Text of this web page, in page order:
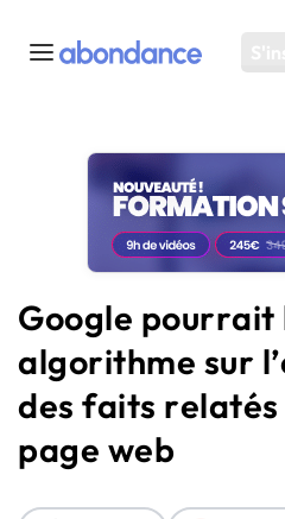
Toutes les actus
Actus SEO
Plateforme
Solutions
Ressources
Audit SEO
Google pourrait
algorithme sur
des faits relatés
page web